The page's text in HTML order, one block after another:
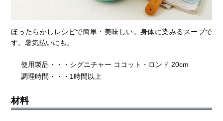
ほったらかしレシピで簡単・美味しい。身体に染みるスープで
す。暑気払いにも。
使用製品・・・シグニチャー ココット・ロンド 20cm
調理時間・・・1時間以上
材料